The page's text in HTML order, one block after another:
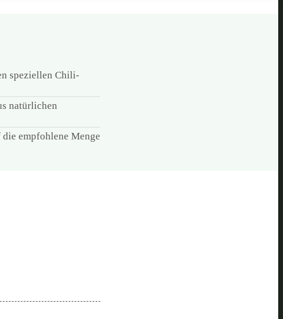
speziellen Chili-
natürlichen
empfohlene Menge